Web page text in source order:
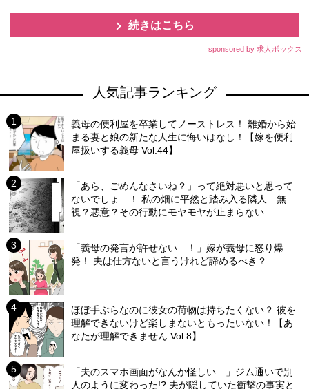
続きはこちら
sponsored by 求人ボックス
人気記事ランキング
義母の便利屋を卒業してノーストレス！ 離婚から始
まる妻と娘の新たな人生に悔いはなし！【嫁を便利
屋扱いする義母 Vol.44】
「あら、ごめんなさいね？」って絶対悪いと思って
ないでしょ…！ 私の畑に平然と踏み入る隣人…無
視？悪意？その行動にモヤモヤが止まらない
「義母の発言が許せない…！」嫁が義母に怒り爆
発！ 夫は仕方ないと言うけれど諦めるべき？
ほぼ手ぶらなのに彼女の荷物は持ちたくない？ 彼を
理解できないけど楽しまないともったいない！【あ
なたが理解できません Vol.8】
「夫のスマホ画面がなんか怪しい…」ジム通いで別
人のように変わった!? 夫が隠していた衝撃の事実と